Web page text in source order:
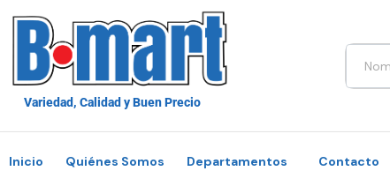
Variedad, Calidad y Buen Precio
Inicio Quiénes Somos Departamentos Contacto